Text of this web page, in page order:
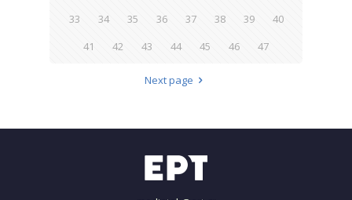
33
34 35 36 37 38 39
40
41
42 43 44 45 46 47
Next page